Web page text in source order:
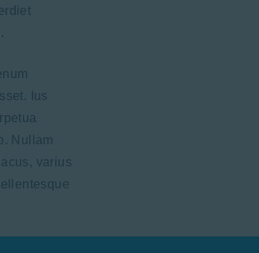
Ius
Nullam
varius